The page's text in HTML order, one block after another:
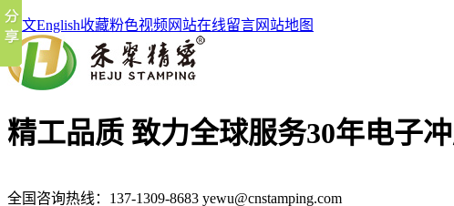
中文English收藏粉色视频网站在线留言网站地图
精工品质 致力全球服务30年电子
全国咨询热线： 137-1309-8683 yewu@cnstamping.com